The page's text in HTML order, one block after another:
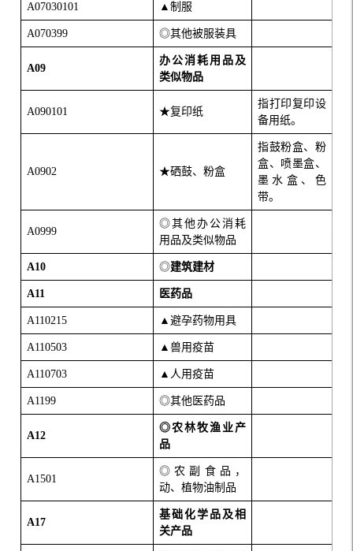
A07030101 ▲制服
A070399 ◎其他被服装具
A09
办公消耗用品及
类似物品
A090101 ★复印纸
指打印复印设
备用纸。
A0902 ★硒鼓、粉盒
指鼓粉盒、粉
盒、喷墨盒、
墨水盒、色
带。
A0999
◎其他办公消耗
用品及类似物品
A10 ◎建筑建材
A11 医药品
A110215 ▲避孕药物用具
A110503 ▲兽用疫苗
A110703 ▲人用疫苗
A1199 ◎其他医药品
A12
◎农林牧渔业产
品
A1501
◎农副食品，
动、植物油制品
A17
基础化学品及相
关产品